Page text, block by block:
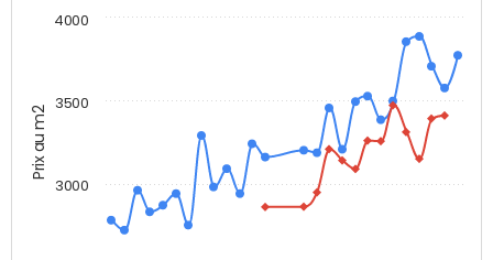
Prix au m2
3000
3500
4000